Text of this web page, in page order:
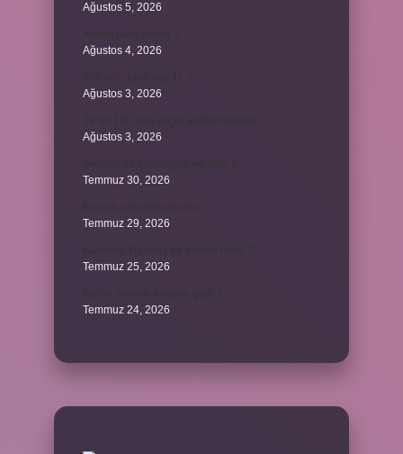
Ağustos 5, 2026
Ağustos 4, 2026
Ağustos 3, 2026
Ağustos 3, 2026
Temmuz 30, 2026
Temmuz 29, 2026
Temmuz 25, 2026
Temmuz 24, 2026